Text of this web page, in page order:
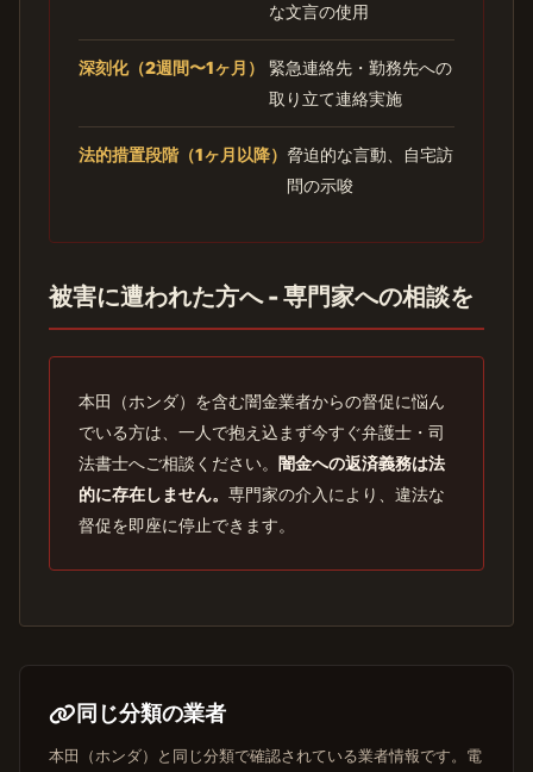
な文言の使用
深刻化（2週間〜1ヶ月）
緊急連絡先・勤務先への
取り立て連絡実施
法的措置段階（1ヶ月以降） 脅迫的な言動、自宅訪
問の示唆
被害に遭われた方へ - 専門家への相談を
本田（ホンダ）を含む闇金業者からの督促に悩ん
でいる方は、一人で抱え込まず今すぐ弁護士・司
法書士へご相談ください。 闇金への返済義務は法
的に存在しません。 専門家の介入により、違法な
督促を即座に停止できます。
同じ分類の業者
本田（ホンダ）と同じ分類で確認されている業者情報です。電